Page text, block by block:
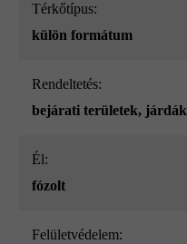
Térkőtípus:
külön formátum
Rendeltetés:
bejárati területek, járdák
él:
fózolt
Felületvédelem: